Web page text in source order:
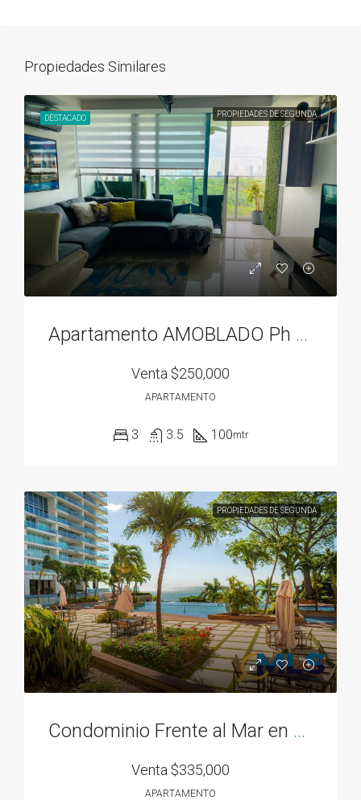
Propiedades Similares
DESTACADO PROPIEDADES DE SEGUNDA
Apartamento AMOBLADO Ph Residencias del Sol acceso directo al Parque Omar
Venta $250,000
APARTAMENTO
3 3.5 100mtr
PROPIEDADES DE SEGUNDA
Condominio Frente al Mar en Bahía Gorgona
Venta $335,000
APARTAMENTO